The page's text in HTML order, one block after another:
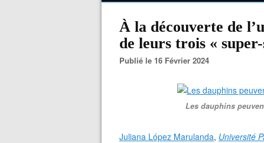
À la découverte de
de leurs trois « super-
Publié le 16 Février 2024
Les dauphins
Juliana López Marulanda, Université